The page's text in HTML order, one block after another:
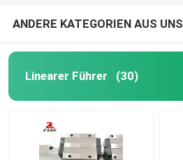
ANDERE KATEGORIEN AUS UNS
Linearer Führer (30)